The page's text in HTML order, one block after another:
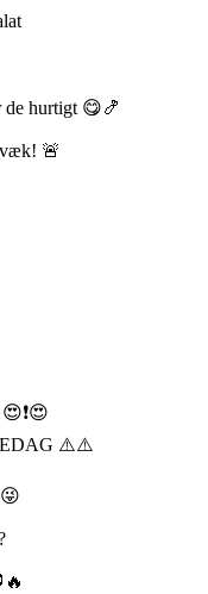
de hurtigt 😋🍤
🚨
⚠️⚠️